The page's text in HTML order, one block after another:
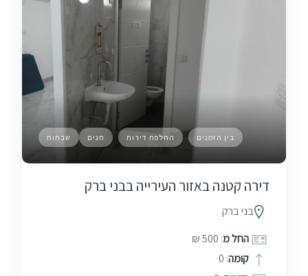
בין הזמנים החלפת דירות חגים שבתות
דירה קטנה באזור העירייה בבני ברק
בני ברק
החל מ: 500 ₪
קומה: 0